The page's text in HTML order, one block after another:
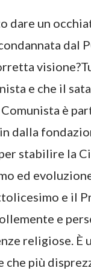
dare un
dal
e che il
è
dalla
stabilire la
ed
e il
e
religiose. È
che più